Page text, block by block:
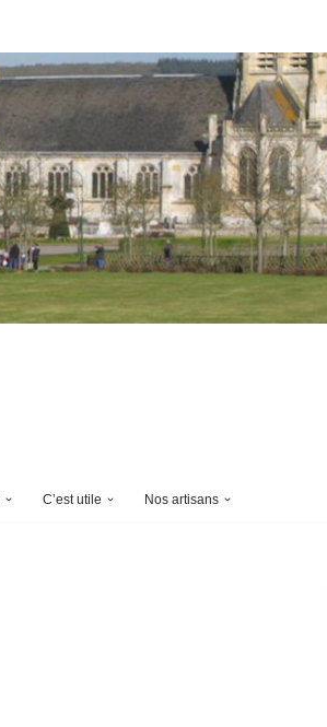
C’est utile Nos artisans